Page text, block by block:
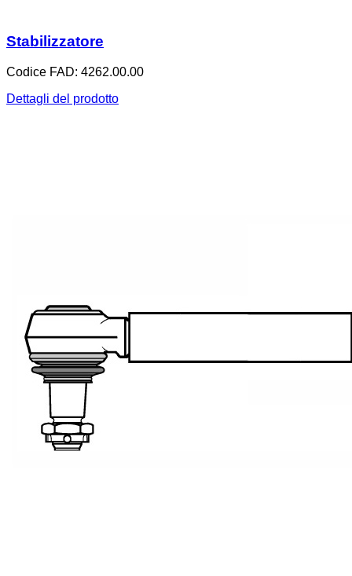
Stabilizzatore
Codice FAD: 4262.00.00
Dettagli del prodotto